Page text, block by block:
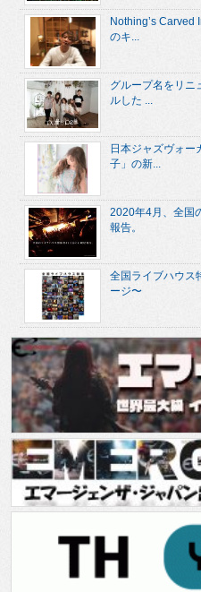
Nothing’s Carved
のキ...
グループ名をリニ
ルした ...
日本ジャズヴォー
子」の新...
2020年4月、全国
報告。
全国ライブハウス
ージ〜